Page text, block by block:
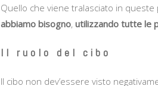
Quello che viene tralasciato in
abbiamo bisogno, utilizzando tutte le
Il ruolo del cibo
Il cibo non dev’essere visto